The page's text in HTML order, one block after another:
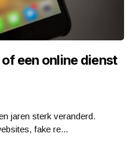
een online dienst
jaren sterk veranderd.
fake re...